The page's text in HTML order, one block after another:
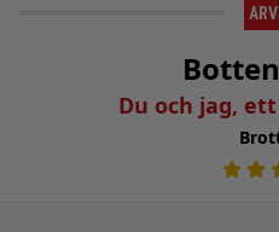
Du och jag,